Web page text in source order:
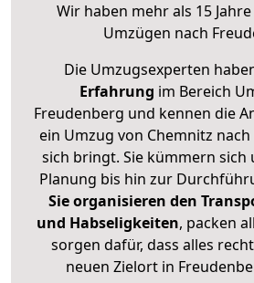
Wir haben mehr als 15
Umzügen nach
Die Umzugsexperten
Erfahrung im Bereich
Freudenberg und kennen die
ein Umzug von Chemnitz
sich bringt. Sie kümmern sich
Planung bis hin zur
Sie organisieren den
und Habseligkeiten, packen
sorgen dafür, dass alles
neuen Zielort in